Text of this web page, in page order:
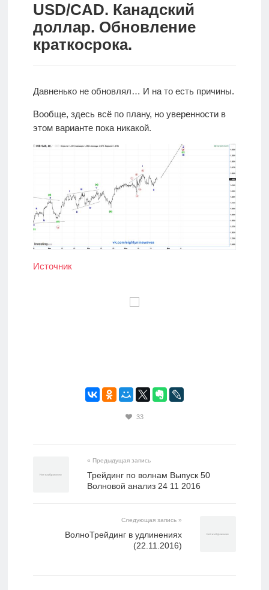
Дивиденды
Волновой
Видео
Рунет
USD/CAD. Канадский
доллар. Обновление
краткосрока.
Давненько не обновлял… И на то есть причины.
Вообще, здесь всё по плану, но уверенности в
этом варианте пока никакой.
Источник
33
« Предыдущая запись
Трейдинг по волнам Выпуск 50
Волновой анализ 24 11 2016
Следующая запись »
ВолноТрейдинг в удлинениях
(22.11.2016)